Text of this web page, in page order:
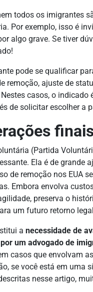
todos os imigrantes
Por exemplo, isso é
algo grave. Se tiver
pode se qualificar
remoção, ajuste de
casos, o indicado
de solicitar escolher a
(Partida
Ela é de grande
de remoção nos EUA
Embora envolva
preserva o
um futuro retorno
a necessidade de
um advogado de
casos que envolvam
se você está em uma
nesse artigo,